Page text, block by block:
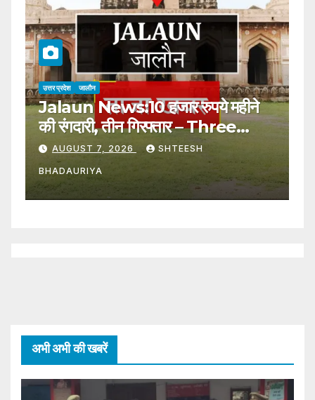
उत्तर प्रदेश जालौन
Jalaun News:10 हजार रुपये महीने
की रंगदारी, तीन गिरफ्तार – Three
Arrested For Extorting Rs
10,000 Per Month
AUGUST 7, 2026 SHTEESH
BHADAURIYA
अभी अभी की खबरें